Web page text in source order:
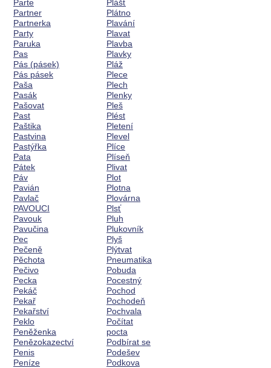
Parte
Partner
Partnerka
Party
Paruka
Pas
Pás (pásek)
Pás pásek
Paša
Pasák
Pašovat
Past
Paštika
Pastvina
Pastýřka
Pata
Pátek
Páv
Pavián
Pavlač
PAVOUCI
Pavouk
Pavučina
Pec
Pečeně
Pěchota
Pečivo
Pecka
Pekáč
Pekař
Pekařství
Peklo
Peněženka
Penězokazectví
Penis
Peníze
Plášť
Plátno
Plavání
Plavat
Plavba
Plavky
Pláž
Plece
Plech
Plenky
Pleš
Plést
Pletení
Plevel
Plíce
Plíseň
Plivat
Plot
Plotna
Plovárna
Plsť
Pluh
Plukovník
Plyš
Plýtvat
Pneumatika
Pobuda
Pocestný
Pochod
Pochodeň
Pochvala
Počítat
pocta
Podbírat se
Podešev
Podkova